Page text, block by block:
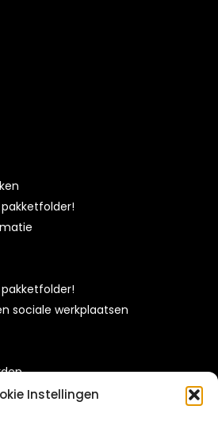
Instellingen
sociale werkplaatsen